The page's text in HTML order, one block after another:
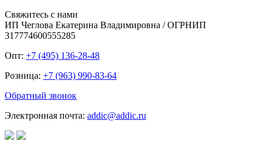
Свяжитесь с нами
ИП Чеглова Екатерина Владимировна / ОГРНИП
317774600555285
Опт: +7 (495) 136-28-48
Розница: +7 (963) 990-83-64
Обратный звонок
Электронная почта: addic@addic.ru